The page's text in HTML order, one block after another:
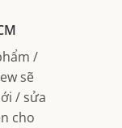
/
sẽ
/ sửa
cho